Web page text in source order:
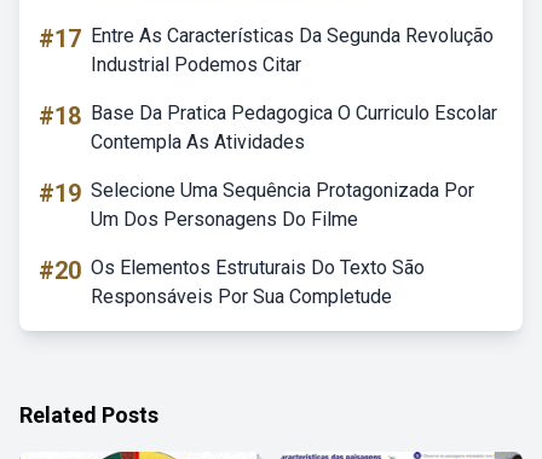
#17 Entre As Características Da Segunda Revolução
Industrial Podemos Citar
#18 Base Da Pratica Pedagogica O Curriculo Escolar
Contempla As Atividades
#19 Selecione Uma Sequência Protagonizada Por
Um Dos Personagens Do Filme
#20 Os Elementos Estruturais Do Texto São
Responsáveis Por Sua Completude
Related Posts